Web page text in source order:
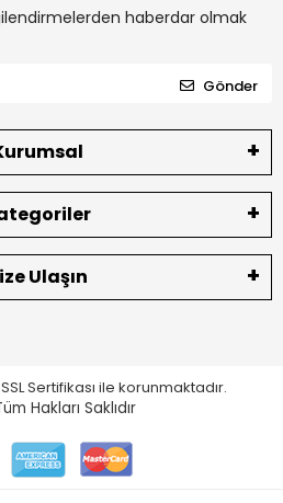
haberdar olmak
Gönder
Ulaşın
Sertifikası ile korunmaktadır.
Hakları Saklıdır